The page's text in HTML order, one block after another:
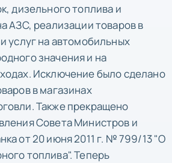
дизельного топлива и
АЗС, реализации товаров в
услуг на автомобильных
значения и на
Исключение было сделано
в магазинах
Также прекращено
Совета Министров и
от 20 июня 2011 г. № 799/13 "О
топлива". Теперь